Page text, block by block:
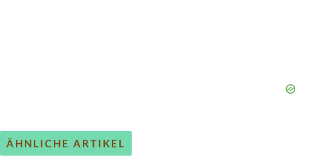
ÄHNLICHE ARTIKEL